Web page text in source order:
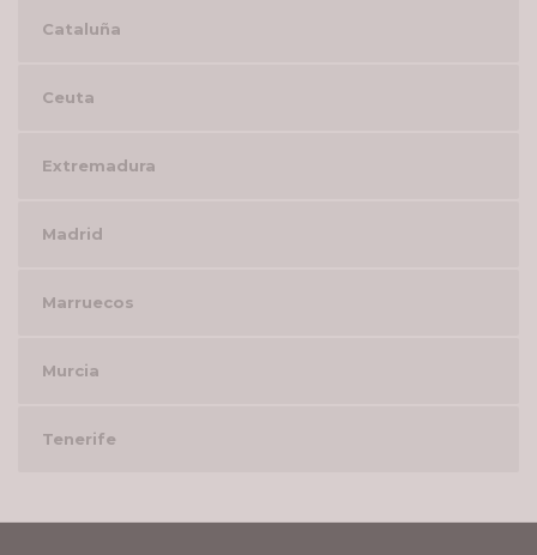
Cataluña
Ceuta
Extremadura
Madrid
Marruecos
Murcia
Tenerife